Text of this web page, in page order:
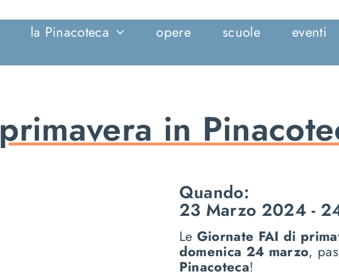
la Pinacoteca opere scuole eventi
in
Quando:
23 Marzo 2024 -
Le Giornate FAI di
domenica 24 marzo,
Pinacoteca!